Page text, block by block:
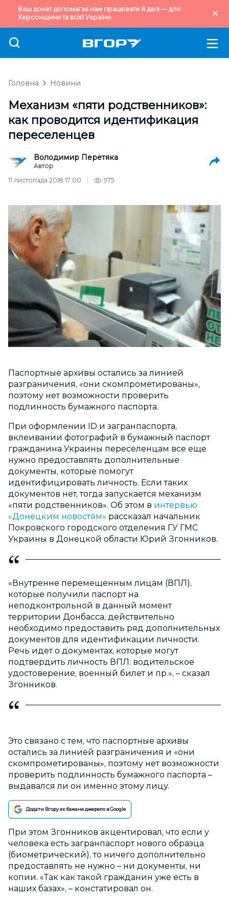
Ваш донат допомагає нам працювати й далі — для
Херсонщини та всієї України.
Головна Новини
Механизм «пяти родственников»:
как проводится идентификация
переселенцев
Володимир Перетяка
Автор
11 листопада 2018 17:00
975
Паспортные архивы остались за линией
разграничения, «они скомпрометированы»,
поэтому нет возможности проверить
подлинность бумажного паспорта.
При оформлении ID и загранпаспорта,
вклеивании фотографий в бумажный паспорт
гражданина Украины переселенцам все еще
нужно предоставлять дополнительные
документы, которые помогут
идентифицировать личность. Если таких
документов нет, тогда запускается механизм
«пяти родственников». Об этом в интервью
«Донецким новостям» рассказал начальник
Покровского городского отделения ГУ ГМС
Украины в Донецкой области Юрий Згонников.
«Внутренне перемещенным лицам (ВПЛ),
которые получили паспорт на
неподконтрольной в данный момент
территории Донбасса, действительно
необходимо предоставить ряд дополнительных
документов для идентификации личности.
Речь идет о документах, которые могут
подтвердить личность ВПЛ: водительское
удостоверение, военный билет и пр.», – сказал
Згонников.
Это связано с тем, что паспортные архивы
остались за линией разграничения и «они
скомпрометированы», поэтому нет возможности
проверить подлинность бумажного паспорта –
выдавался ли он именно этому лицу.
Додати Вгору як бажане джерело в Google
При этом Згонников акцентировал, что если у
человека есть загранпаспорт нового образца
(биометрический), то ничего дополнительно
предоставлять не нужно – ни документы, ни
копии. «Так как такой гражданин уже есть в
наших базах», – констатировал он.